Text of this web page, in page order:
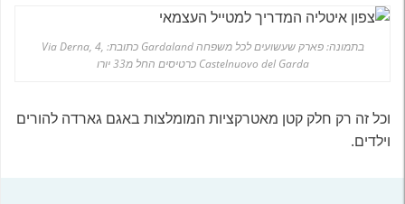
בתמונה: פארק שעשועים לכל משפחה Gardaland כתובת: Via Derna, 4,
Castelnuovo del Garda כרטיסים החל מ33 יורו
וכל זה רק חלק קטן מאטרקציות המומלצות באגם גארדה להורים
וילדים.